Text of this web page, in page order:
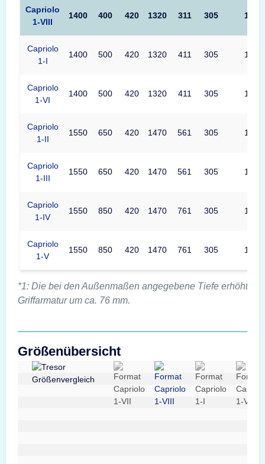
Capriolo
1-VIII
1400 400 420 1320 311 305 1320
Capriolo
1-I
1400 500 420 1320 411 305 1320
Capriolo
1-VI
1400 500 420 1320 411 305 1320
Capriolo
1-II
1550 650 420 1470 561 305 1470
Capriolo
1-III
1550 650 420 1470 561 305 1470
Capriolo
1-IV
1550 850 420 1470 761 305 1470
Capriolo
1-V
1550 850 420 1470 761 305 1470
*1: Die bei den Außenmaßen angegebene Tiefe erhöht
Griffarmatur um ca. 76 mm.
Größenübersicht